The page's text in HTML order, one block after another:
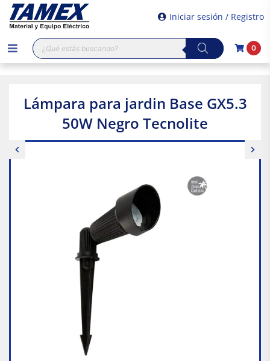
Iniciar sesión / Registro
Búsqueda
de
productos
0
Lámpara para jardin Base GX5.3
50W Negro Tecnolite